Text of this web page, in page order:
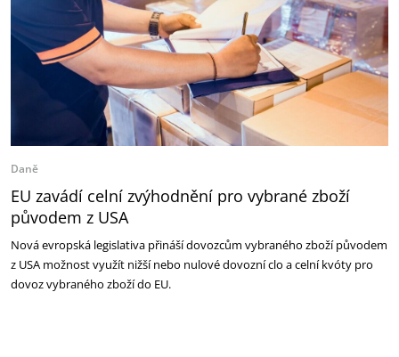
Daně
EU zavádí celní zvýhodnění pro vybrané zboží
původem z USA
Nová evropská legislativa přináší dovozcům vybraného zboží původem
z USA možnost využít nižší nebo nulové dovozní clo a celní kvóty pro
dovoz vybraného zboží do EU.